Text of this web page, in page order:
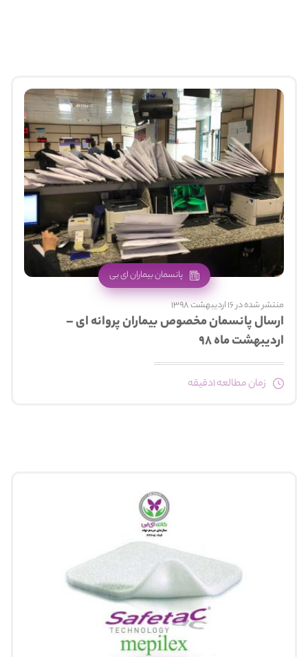
پانسمان بیماران ای بی
منتشر شده در 16 اردیبهشت 1398
ارسال پانسمان مخصوص بیماران پروانه ای –
اردیبهشت ماه ۹۸
زمان مطالعه 1دقیقه